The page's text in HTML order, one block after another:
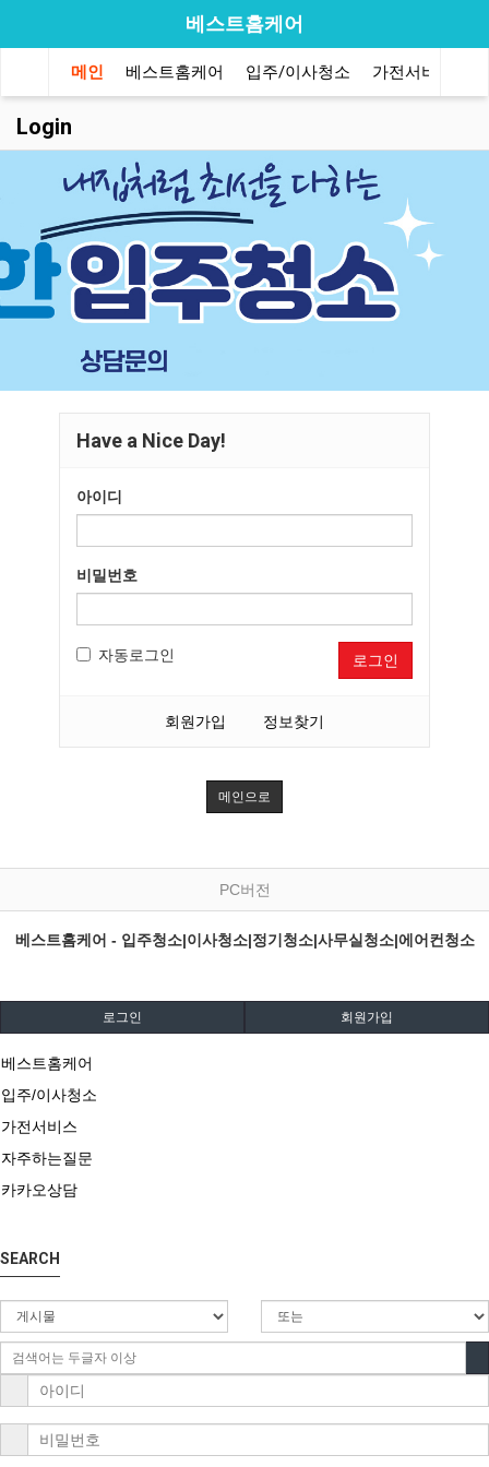
베스트홈케어
메인 베스트홈케어 입주/이사청소 가전서비스
Login
Have a Nice Day!
아이디
비밀번호
자동로그인 로그인
회원가입 정보찾기
메인으로
PC버전
베스트홈케어 - 입주청소|이사청소|정기청소|사무실청소|에어컨청소
로그인 회원가입
베스트홈케어
입주/이사청소
가전서비스
자주하는질문
카카오상담
SEARCH